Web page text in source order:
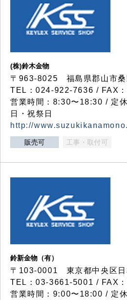
(株)鈴木金物
〒963-8025 福島県郡山市桑
TEL：024-922-7636 / FAX
営業時間：8:30〜18:30 / 定
日・祝祭日
http://
販売可 工事・取付可
鈴新金物（有）
〒103-0001 東京都中央区日
TEL：03-3661-5001 / FAX
営業時間：9:00〜18:00 / 定